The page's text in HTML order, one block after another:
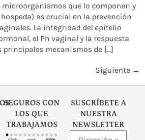
que lo componen y
es crucial en la prevención
La integridad del epitelio
el Ph vaginal y la respuesta
mecanismos de […]
Siguiente →
SEGUROS CON
LOS QUE
TRABAJAMOS
SUSCRÍBETE A
NUESTRA
NEWSLETTER